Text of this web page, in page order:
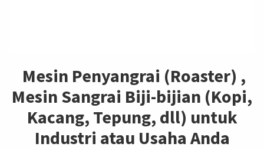
Mesin Penyangrai (Roaster) ,
Mesin Sangrai Biji-bijian (Kopi,
Kacang, Tepung, dll) untuk
Industri atau Usaha Anda